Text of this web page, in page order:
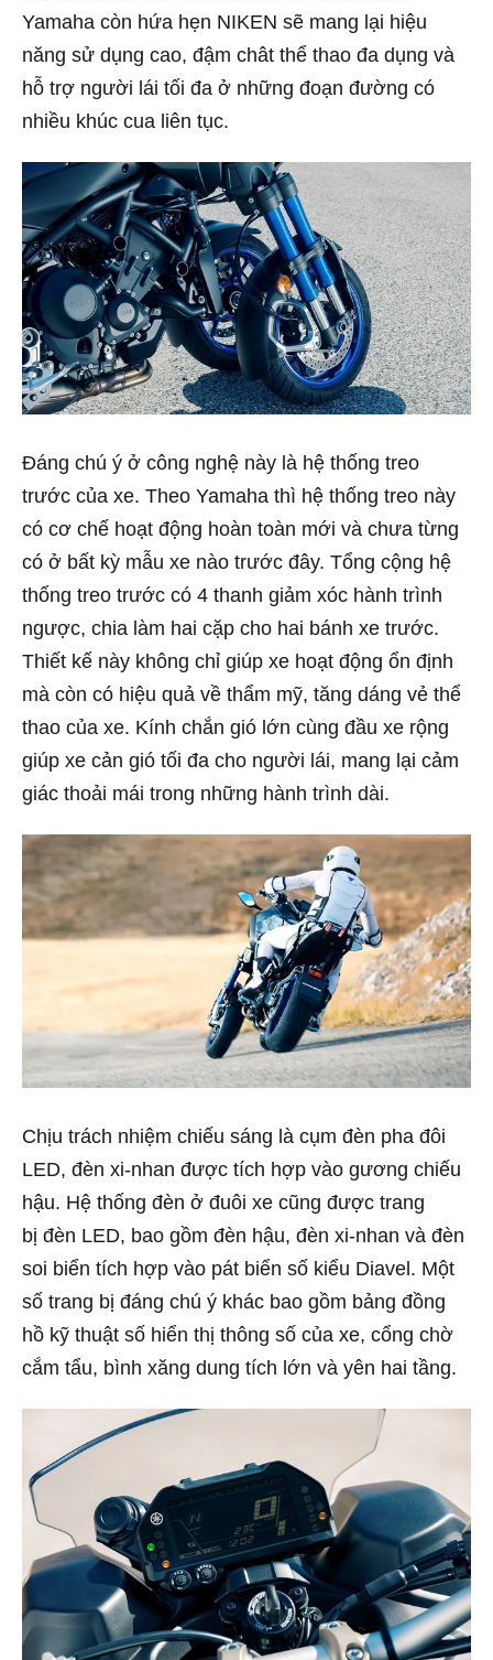
Yamaha còn hứa hẹn NIKEN sẽ mang lại hiệu
năng sử dụng cao, đậm chât thể thao đa dụng và
hỗ trợ người lái tối đa ở những đoạn đường có
nhiều khúc cua liên tục.
Đáng chú ý ở công nghệ này là hệ thống treo
trước của xe. Theo Yamaha thì hệ thống treo này
có cơ chế hoạt động hoàn toàn mới và chưa từng
có ở bất kỳ mẫu xe nào trước đây. Tổng cộng hệ
thống treo trước có 4 thanh giảm xóc hành trình
ngược, chia làm hai cặp cho hai bánh xe trước.
Thiết kế này không chỉ giúp xe hoạt động ổn định
mà còn có hiệu quả về thẩm mỹ, tăng dáng vẻ thể
thao của xe. Kính chắn gió lớn cùng đầu xe rộng
giúp xe cản gió tối đa cho người lái, mang lại cảm
giác thoải mái trong những hành trình dài.
Chịu trách nhiệm chiếu sáng là cụm đèn pha đôi
LED, đèn xi-nhan được tích hợp vào gương chiếu
hậu. Hệ thống đèn ở đuôi xe cũng được trang
bị đèn LED, bao gồm đèn hậu, đèn xi-nhan và đèn
soi biển tích hợp vào pát biển số kiểu Diavel. Một
số trang bị đáng chú ý khác bao gồm bảng đồng
hồ kỹ thuật số hiển thị thông số của xe, cổng chờ
cắm tẩu, bình xăng dung tích lớn và yên hai tầng.